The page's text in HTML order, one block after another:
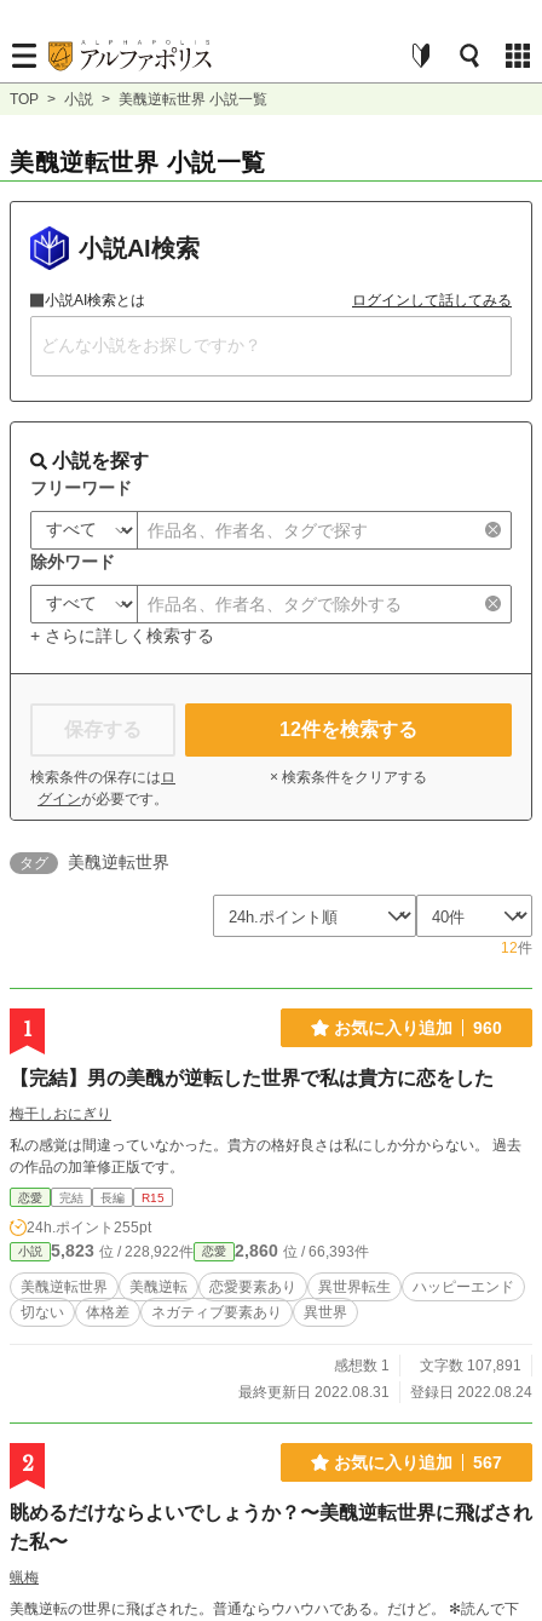
TOP > 小説 > 美醜逆転世界 小説一覧
美醜逆転世界 小説一覧
小説AI検索
小説AI検索とは ログインして話してみる
小説を探す
フリーワード
除外ワード
+ さらに詳しく検索する
保存する
検索条件の保存には ロ
グインが必要です。
12件を検索する
× 検索条件をクリアする
タグ 美醜逆転世界
12件
1 お気に入り追加 960
【完結】男の美醜が逆転した世界で私は貴方に恋をした
梅干しおにぎり
私の感覚は間違っていなかった。貴方の格好良さは私にしか分からない。 過去
の作品の加筆修正版です。
恋愛 完結 長編 R15
24h.ポイント 255pt
小説 5,823 位 / 228,922件 恋愛 2,860 位 / 66,393件
美醜逆転世界 美醜逆転 恋愛要素あり 異世界転生
ハッピーエンド
切ない
体格差 ネガティブ要素あり 異世界
感想数 1
文字数 107,891
最終更新日 2022.08.31
登録日 2022.08.24
2 お気に入り追加 567
眺めるだけならよいでしょうか？〜美醜逆転世界に飛ばされ
た私〜
蝋梅
美醜逆転の世界に飛ばされた。普通ならウハウハである。だけど。 ✻読んで下